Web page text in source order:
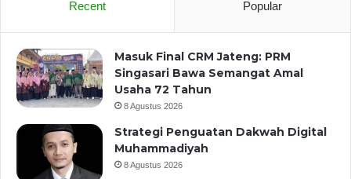
Recent Popular
Masuk Final CRM Jateng: PRM
Singasari Bawa Semangat Amal
Usaha 72 Tahun
8 Agustus 2026
Strategi Penguatan Dakwah Digital
Muhammadiyah
8 Agustus 2026